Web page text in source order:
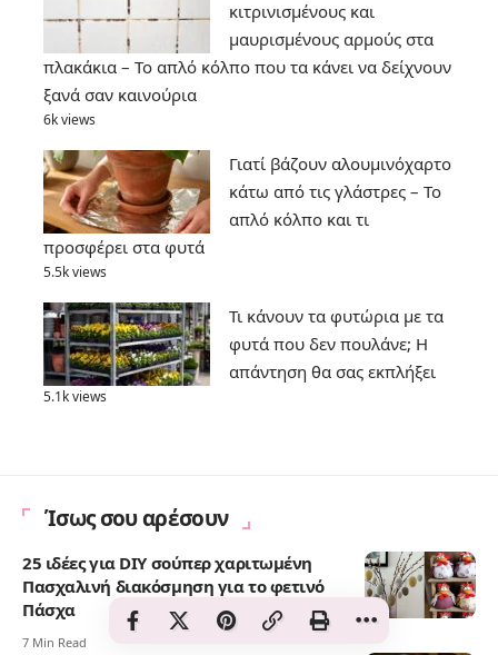
κιτρινισμένους και
μαυρισμένους αρμούς στα
πλακάκια – Το απλό κόλπο που τα κάνει να δείχνουν
ξανά σαν καινούρια
6k views
Γιατί βάζουν αλουμινόχαρτο
κάτω από τις γλάστρες – Το
απλό κόλπο και τι
προσφέρει στα φυτά
5.5k views
Τι κάνουν τα φυτώρια με τα
φυτά που δεν πουλάνε; Η
απάντηση θα σας εκπλήξει
5.1k views
Ίσως σου αρέσουν
25 ιδέες για DIY σούπερ χαριτωμένη
Πασχαλινή διακόσμηση για το φετινό
Πάσχα
7 Min Read